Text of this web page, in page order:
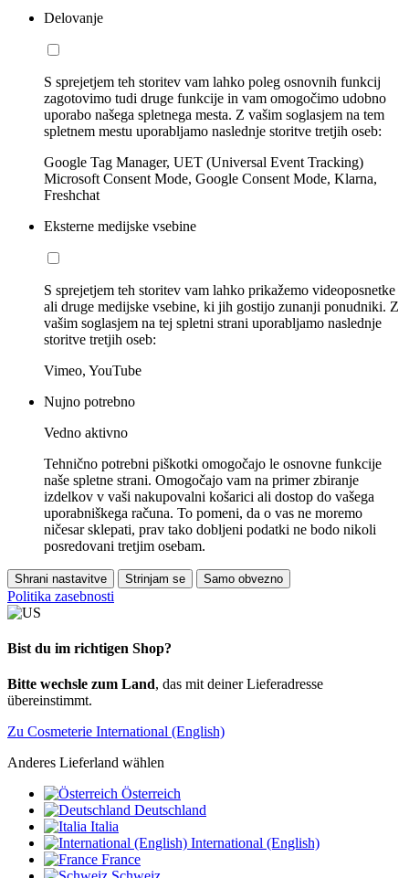
Delovanje
S sprejetjem teh storitev vam lahko poleg osnovnih funkcij
zagotovimo tudi druge funkcije in vam omogočimo udobno
uporabo našega spletnega mesta. Z vašim soglasjem na tem
spletnem mestu uporabljamo naslednje storitve tretjih oseb:
Google Tag Manager, UET (Universal Event Tracking)
Microsoft Consent Mode, Google Consent Mode, Klarna,
Freshchat
Eksterne medijske vsebine
S sprejetjem teh storitev vam lahko prikažemo videoposnetke
ali druge medijske vsebine, ki jih gostijo zunanji ponudniki. Z
vašim soglasjem na tej spletni strani uporabljamo naslednje
storitve tretjih oseb:
Vimeo, YouTube
Nujno potrebno
Vedno aktivno
Tehnično potrebni piškotki omogočajo le osnovne funkcije
naše spletne strani. Omogočajo vam na primer zbiranje
izdelkov v vaši nakupovalni košarici ali dostop do vašega
uporabniškega računa. To pomeni, da o vas ne moremo
ničesar sklepati, prav tako dobljeni podatki ne bodo nikoli
posredovani tretjim osebam.
Shrani nastavitve Strinjam se Samo obvezno
Politika zasebnosti
Bist du im richtigen Shop?
Bitte wechsle zum Land, das mit deiner Lieferadresse
übereinstimmt.
Zu Cosmeterie International (English)
Anderes Lieferland wählen
Österreich
Deutschland
Italia
International (English)
France